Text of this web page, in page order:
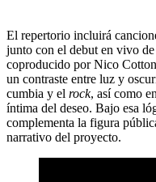
El repertorio incluirá
junto con el debut en vivo de
coproducido por Nico
un contraste entre luz y
cumbia y el rock, así como
íntima del deseo. Bajo esa
complementa la figura
narrativo del proyecto.